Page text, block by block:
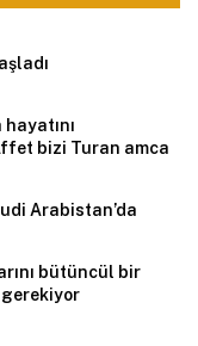
bizi Turan amca
Arabistan’da
bütüncül bir